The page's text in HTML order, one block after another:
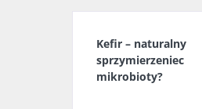
Kefir – naturalny
sprzymierzeniec
mikrobioty?